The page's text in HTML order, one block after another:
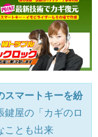
スマートキーを紛
鍵屋の「カギのロ
ことも出来